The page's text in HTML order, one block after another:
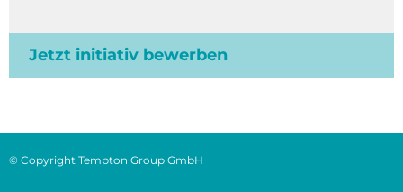
Jetzt initiativ bewerben
© Copyright Tempton Group GmbH